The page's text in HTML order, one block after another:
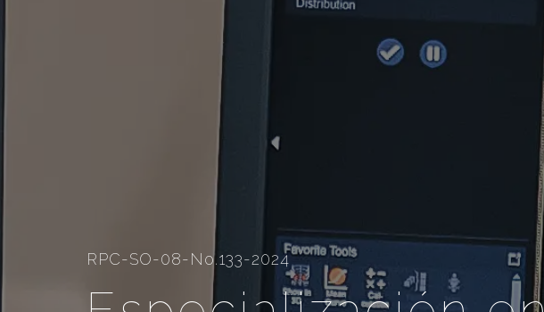
RPC-SO-08-No.133-2024